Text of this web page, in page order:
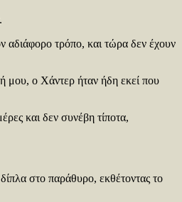
αδιάφορο τρόπο, και τώρα δεν έχουν
μου, ο Χάντερ ήταν ήδη εκεί που
και δεν συνέβη τίποτα,
στο παράθυρο, εκθέτοντας το